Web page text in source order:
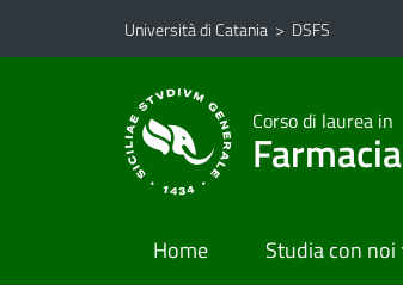
Vai al contenuto principale
Vai al menu di navigazione
Università di Catania > DSFS
Corso di laurea in
Farmacia
Home Studia con noi